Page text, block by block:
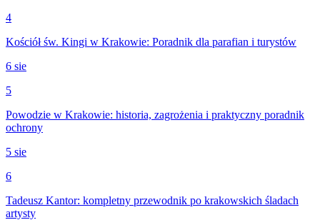
4
Kościół św. Kingi w Krakowie: Poradnik dla parafian i turystów
6 sie
5
Powodzie w Krakowie: historia, zagrożenia i praktyczny poradnik
ochrony
5 sie
6
Tadeusz Kantor: kompletny przewodnik po krakowskich śladach
artysty